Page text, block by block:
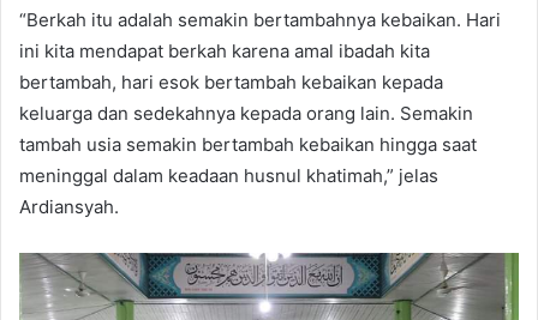
“Berkah itu adalah semakin bertambahnya kebaikan. Hari
ini kita mendapat berkah karena amal ibadah kita
bertambah, hari esok bertambah kebaikan kepada
keluarga dan sedekahnya kepada orang lain. Semakin
tambah usia semakin bertambah kebaikan hingga saat
meninggal dalam keadaan husnul khatimah,” jelas
Ardiansyah.